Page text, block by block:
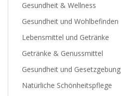
Gesundheit & Wellness
Gesundheit und Wohlbefinden
Lebensmittel und Getränke
Getränke & Genussmittel
Gesundheit und Gesetzgebung
Natürliche Schönheitspflege